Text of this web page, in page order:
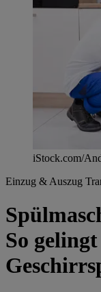
iStock.com/
Einzug & Auszug
So